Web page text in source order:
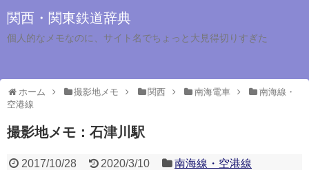
関西・関東鉄道辞典
個人的なメモなのに、サイト名でちょっと大見得切りすぎた
ホーム 撮影地メモ 関西 南海電車
南海線・
空港線
撮影地メモ：石津川駅
2017/10/28 2020/3/10 南海線・空港線